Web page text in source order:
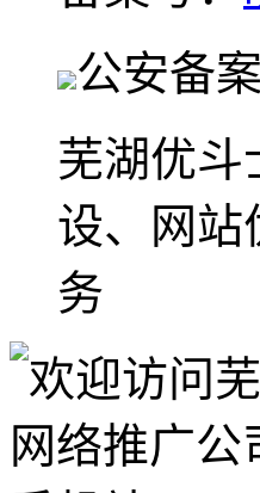
公安备案
芜湖优斗
设、网站
务